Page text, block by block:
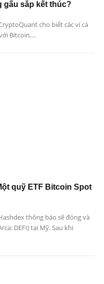
gấu sắp kết thúc?
cho biết các ví cá
Bitcoin,...
quỹ ETF Bitcoin Spot
thông báo sẽ đóng và
DEFI) tại Mỹ. Sau khi